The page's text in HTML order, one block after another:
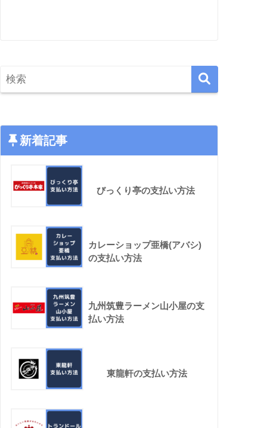
新着記事
びっくり亭の支払い方法
カレーショップ亜橋(アバシ)
の支払い方法
九州筑豊ラーメン山小屋の支
払い方法
東龍軒の支払い方法